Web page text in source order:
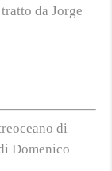
da Jorge
di
Domenico